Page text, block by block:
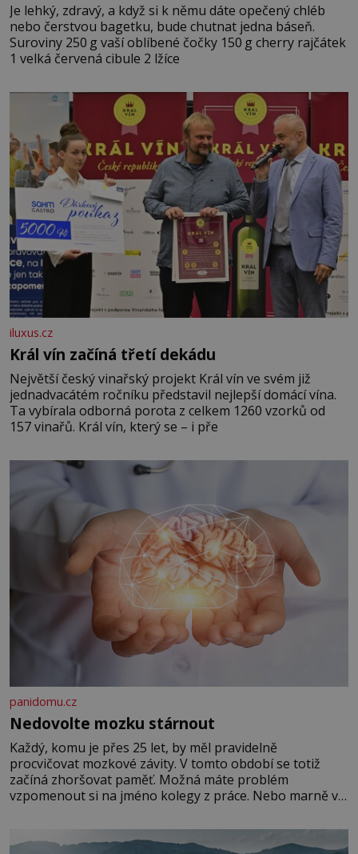
Je lehký, zdravý, a když si k němu dáte opečený chléb
nebo čerstvou bagetku, bude chutnat jedna báseň.
Suroviny 250 g vaší oblíbené čočky 150 g cherry rajčátek
1 velká červená cibule 2 lžíce
iluxus.cz
Král vín začíná třetí dekádu
Největší český vinařský projekt Král vín ve svém již
jednadvacátém ročníku představil nejlepší domácí vína.
Ta vybírala odborná porota z celkem 1260 vzorků od
157 vinařů. Král vín, který se – i pře
panidomu.cz
Nedovolte mozku stárnout
Každý, komu je přes 25 let, by měl pravidelně
procvičovat mozkové závity. V tomto období se totiž
začíná zhoršovat paměť. Možná máte problém
vzpomenout si na jméno kolegy z práce. Nebo marně v
Je to opravdu tak, s věkem jako kdyby se paměť
rozhodla stávkovat. Cvičte